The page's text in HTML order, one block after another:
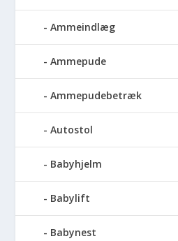
Ammeindlæg
Ammepude
Ammepudebetræk
Autostol
Babyhjelm
Babylift
Babynest